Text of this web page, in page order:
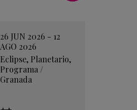
26 JUN 2026 - 12
AGO 2026
Eclipse, Planetario,
Programa /
Granada